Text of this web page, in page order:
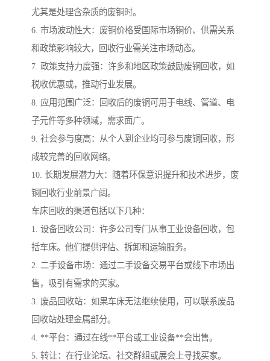
尤其是处理含杂质的废铜时。
6. 市场波动性大：废铜价格受国际市场铜价、供需关系
和政策影响较大，回收行业需关注市场动态。
7. 政策支持力度强：许多和地区政策鼓励废铜回收，如
税收优惠或，推动行业发展。
8. 应用范围广泛：回收后的废铜可用于电线、管道、电
子元件等多种领域，需求面广。
9. 社会参与度高：从个人到企业均可参与废铜回收，形
成较完善的回收网络。
10. 长期发展潜力大：随着环保意识提升和技术进步，废
铜回收行业前景广阔。
车床回收的渠道包括以下几种：
1. 设备回收公司：许多公司专门从事工业设备回收，包
括车床。他们提供评估、拆卸和运输服务。
2. 二手设备市场：通过二手设备交易平台或线下市场出
售，吸引有需求的买家。
3. 废品回收站：如果车床无法继续使用，可以联系废品
回收站处理金属部分。
4. **平台：通过在线**平台或工业设备**会出售。
5. 转让：在行业论坛、社交群组或展会上寻找买家。